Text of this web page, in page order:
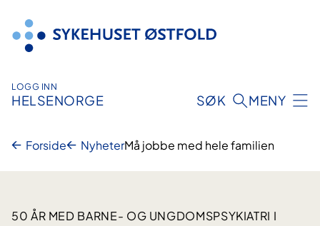
innhold
LOGG INN
HELSENORGE SØK MENY
Forside NyheterMå jobbe med hele familien
50 ÅR MED BARNE- OG UNGDOMSPSYKIATRI I